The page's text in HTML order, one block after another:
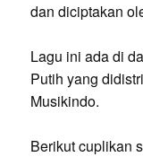
dan diciptakan
Lagu ini ada di
Putih yang
Musikindo.
Berikut cuplikan